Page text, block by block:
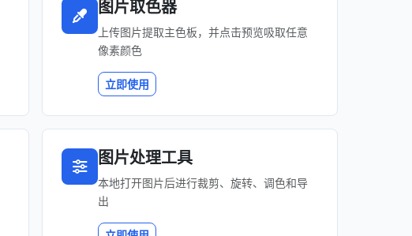
图片取色器
上传图片提取主色板，并点击预览吸取任意
像素颜色
立即使用
图片处理工具
本地打开图片后进行裁剪、旋转、调色和导
出